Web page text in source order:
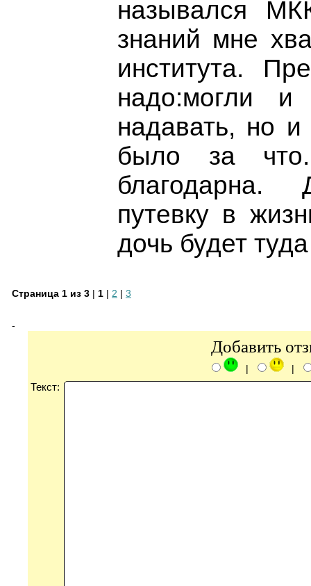
назывался
знаний мне
института.
надо:могли и
надавать, но
было за
путевку в
дочь будет
Страница 1 из 3 | 1 | 2 | 3
-
Добавить
| |
Текст: